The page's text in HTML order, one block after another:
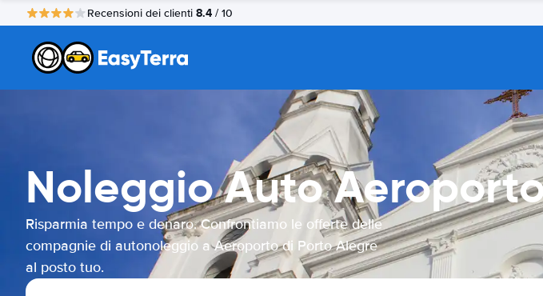
Recensioni dei clienti 8.4 / 10
Noleggio Auto
Risparmia tempo e denaro. Confrontiamo le offerte delle
compagnie di autonoleggio a Aeroporto di Porto Alegre
al posto tuo.